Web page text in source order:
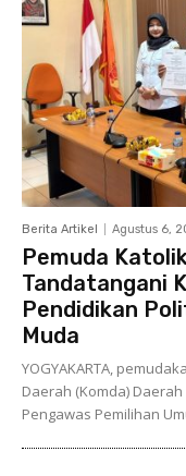
Berita Artikel Agustus 6,
Pemuda
Tandatangani
Pendidikan
Muda
YOGYAKARTA,
Daerah (Komda)
Pengawas Pemilihan